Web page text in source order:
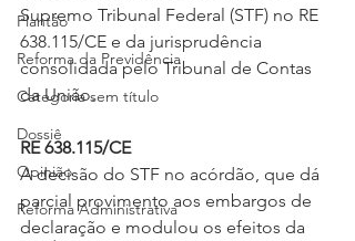
Plantão
Reforma da Previdência
Categoria sem título
Dossiê
Opinião
Reforma Administrativa
Supremo Tribunal Federal (STF) no RE
638.115/CE e da jurisprudência
consolidada pelo Tribunal de Contas
da União.
RE 638.115/CE
A decisão do STF no acórdão, que dá
parcial provimento aos embargos de
declaração e modulou os efeitos da